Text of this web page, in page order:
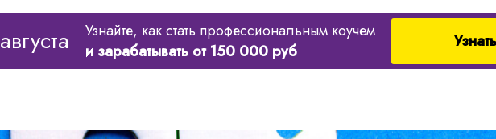
августа
Узнайте, как стать профессиональным коучем
и зарабатывать от 150 000 руб